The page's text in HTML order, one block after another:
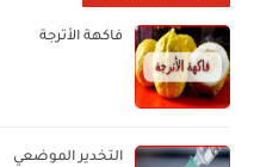
فاكهة الأترجة
التخدير الموضعي